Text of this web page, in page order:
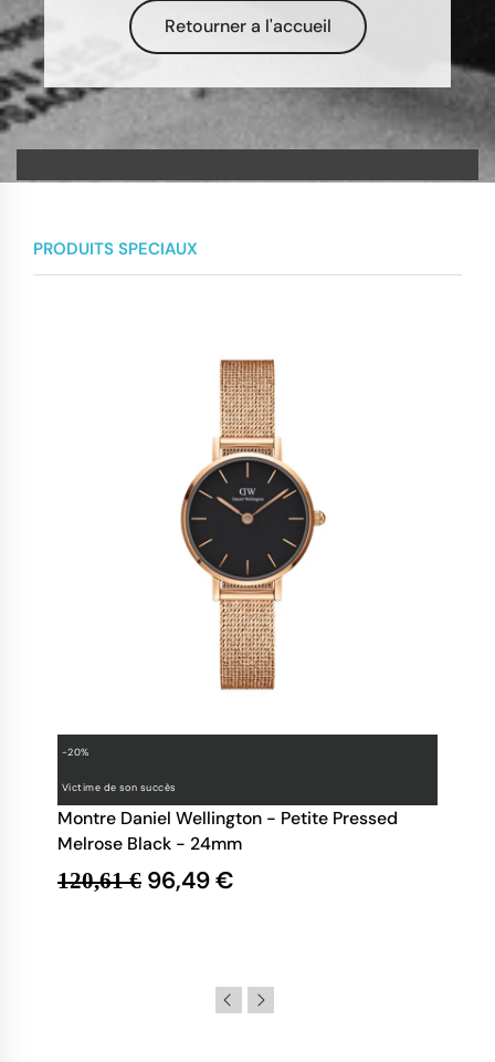
Retourner a l'accueil
PRODUITS SPECIAUX
-20%
Victime de son succès
Montre Daniel Wellington - Petite Pressed
Melrose Black - 24mm
120,61 € 96,49 €